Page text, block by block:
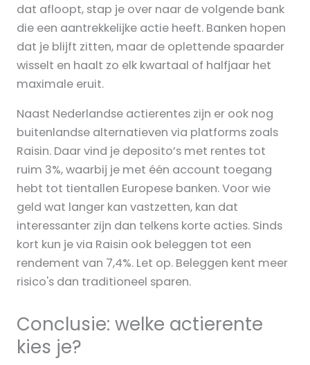
dat afloopt, stap je over naar de volgende bank
die een aantrekkelijke actie heeft. Banken hopen
dat je blijft zitten, maar de oplettende spaarder
wisselt en haalt zo elk kwartaal of halfjaar het
maximale eruit.
Naast Nederlandse actierentes zijn er ook nog
buitenlandse alternatieven via platforms zoals
Raisin. Daar vind je deposito’s met rentes tot
ruim 3%, waarbij je met één account toegang
hebt tot tientallen Europese banken. Voor wie
geld wat langer kan vastzetten, kan dat
interessanter zijn dan telkens korte acties. Sinds
kort kun je via Raisin ook beleggen tot een
rendement van 7,4%. Let op. Beleggen kent meer
risico's dan traditioneel sparen.
Conclusie: welke actierente
kies je?